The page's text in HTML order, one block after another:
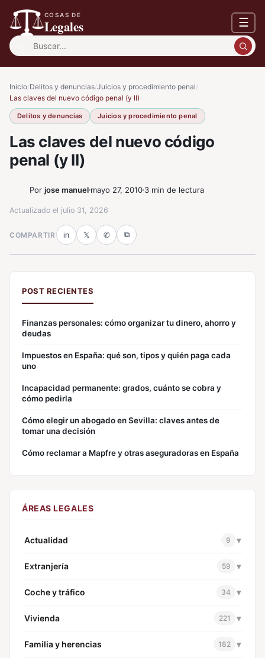
COSAS DE
Legales ☰
Buscar:
Inicio/Delitos y denuncias/Juicios y procedimiento penal/
Las claves del nuevo código penal (y II)
Delitos y denuncias Juicios y procedimiento penal
Las claves del nuevo código
penal (y II)
Por jose manuel mayo 27, 2010 3 min de lectura
Actualizado el julio 31, 2026
COMPARTIR in 𝕏 ✆ ⧉
POST RECIENTES
Finanzas personales: cómo organizar tu dinero, ahorro y
deudas
Impuestos en España: qué son, tipos y quién paga cada
uno
Incapacidad permanente: grados, cuánto se cobra y
cómo pedirla
Cómo elegir un abogado en Sevilla: claves antes de
tomar una decisión
Cómo reclamar a Mapfre y otras aseguradoras en España
ÁREAS LEGALES
Actualidad 9 ▾
Extranjería 59 ▾
Coche y tráfico 34 ▾
Vivienda 221 ▾
Familia y herencias 182 ▾